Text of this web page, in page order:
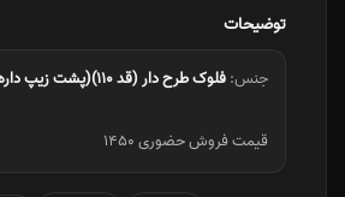
توضیحات
جنس:فلوک طرح دار (قد ۱۱۰)(پشت زیپ داره)
قیمت فروش حضوری ۱۴۵۰